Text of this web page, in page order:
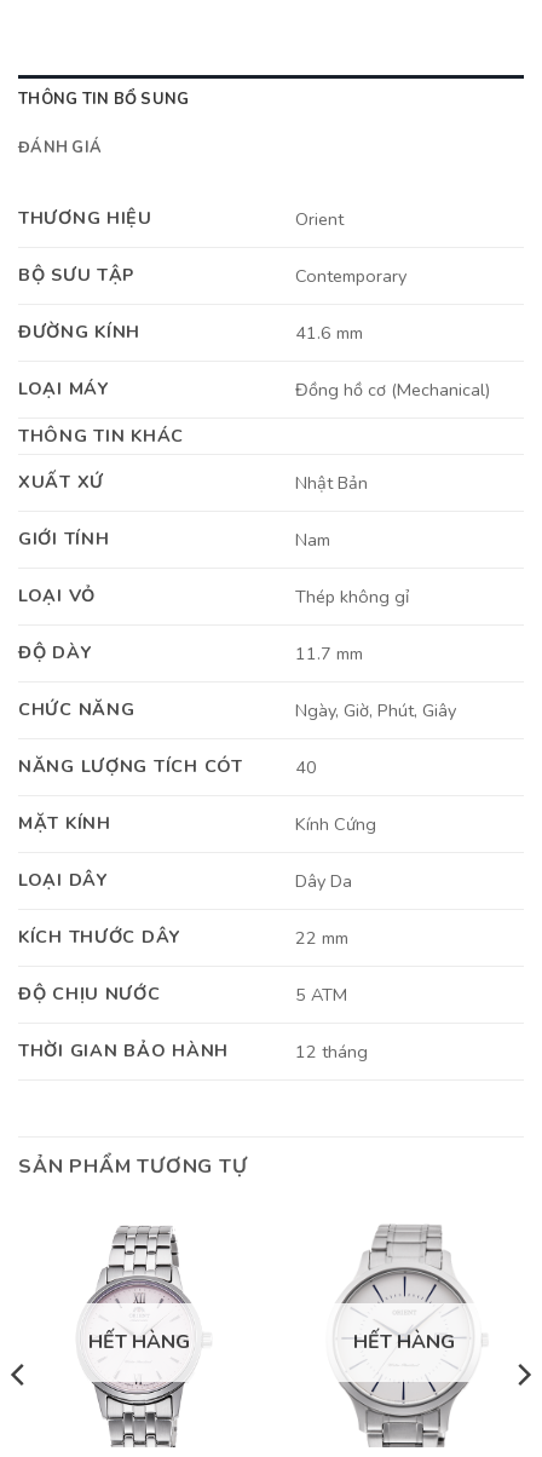
THÔNG TIN BỔ SUNG
ĐÁNH GIÁ
THƯƠNG HIỆU Orient
BỘ SƯU TẬP Contemporary
ĐƯỜNG KÍNH 41.6 mm
LOẠI MÁY
Đồng hồ cơ (Mechanical)
THÔNG TIN KHÁC
XUẤT XỨ
Nhật Bản
GIỚI TÍNH Nam
LOẠI VỎ Thép không gỉ
ĐỘ DÀY 11.7 mm
CHỨC NĂNG Ngày, Giờ, Phút, Giây
NĂNG LƯỢNG TÍCH CÓT 40
MẶT KÍNH Kính Cứng
LOẠI DÂY Dây Da
KÍCH THƯỚC DÂY 22 mm
ĐỘ CHỊU NƯỚC 5 ATM
THỜI GIAN BẢO HÀNH 12 tháng
SẢN PHẨM TƯƠNG TỰ
HẾT HÀNG HẾT HÀNG